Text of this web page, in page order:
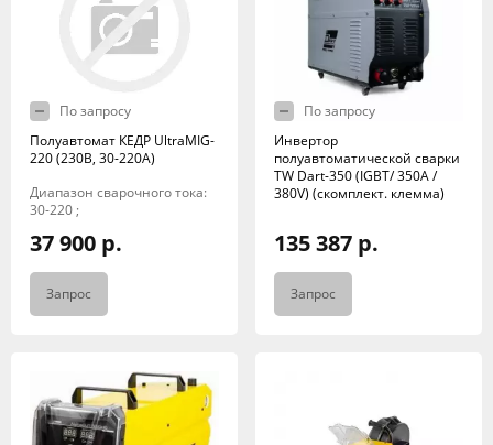
По запросу
Полуавтомат КЕДР UltraMIG-
220 (230В, 30-220А)
Диапазон сварочного тока:
30-220 ;
37 900 р.
Запрос
По запросу
Инвертор
полуавтоматической сварки
TW Dart-350 (IGBT/ 350A /
380V) (скомплект. клемма)
135 387 р.
Запрос